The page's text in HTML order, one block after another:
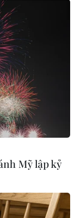
thế giới
06:28
Sạt lở đất khiến
khách mắc kẹt
03:52
Mỹ lập kỷ